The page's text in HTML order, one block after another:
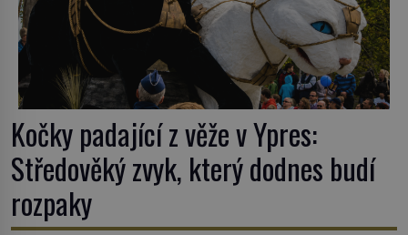
Kočky padající z věže v Ypres:
Středověký zvyk, který dodnes budí
rozpaky